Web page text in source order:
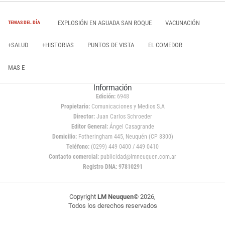
TEMAS DEL DÍA EXPLOSIÓN EN AGUADA SAN ROQUE VACUNACIÓN
+SALUD +HISTORIAS PUNTOS DE VISTA EL COMEDOR
MAS E
Información
Edición: 6948
Propietario:Comunicaciones y Medios S.A
Director: Juan Carlos Schroeder
Editor General:Ángel Casagrande
Domicilio:Fotheringham 445, Neuquén (CP 8300)
Teléfono: (0299) 449 0400 / 449 0410
Contacto comercial: publicidad@lmneuquen.com.ar
Registro DNA: 97810291
Copyright LM Neuquen© 2026,
Todos los derechos reservados